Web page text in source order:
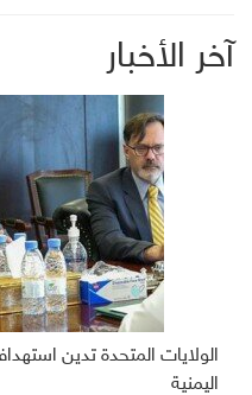
آخر الأخبار
الولايات المتحدة تدين
اليمنية